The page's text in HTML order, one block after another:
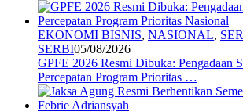
EKONOMI BISNIS, NASIONAL,
SERBI05/08/2026
GPFE 2026 Resmi Dibuka: Pengadaan
Percepatan Program Prioritas …